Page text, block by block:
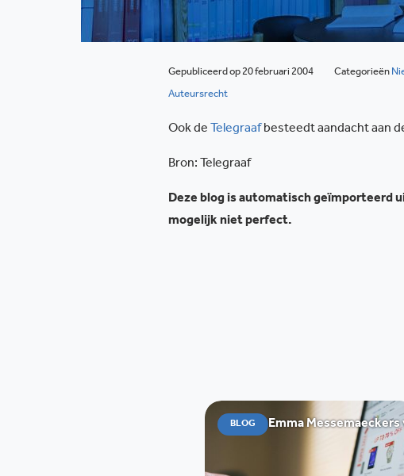
Gepubliceerd op 20 februari 2004 Categorieën
Auteursrecht
Ook de Telegraafbesteedt aandacht aan
Bron: Telegraaf
Deze blog is automatisch geïmporteerd
mogelijk niet perfect.
BLOG Emma Messemaeckers